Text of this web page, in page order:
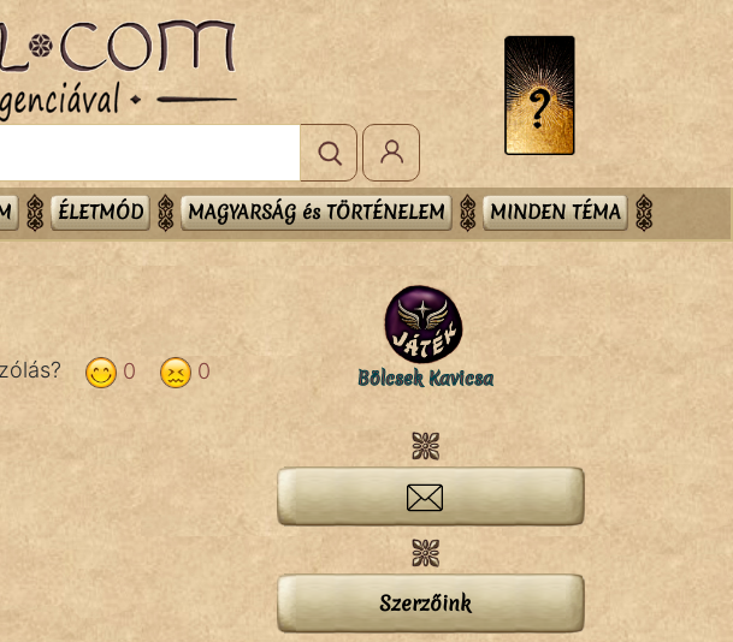
ÉLETMÓD MAGYARSÁG és TÖRTÉNELEM MINDEN TÉMA
0
0 Bölcsek Kavicsa
Szerzőink